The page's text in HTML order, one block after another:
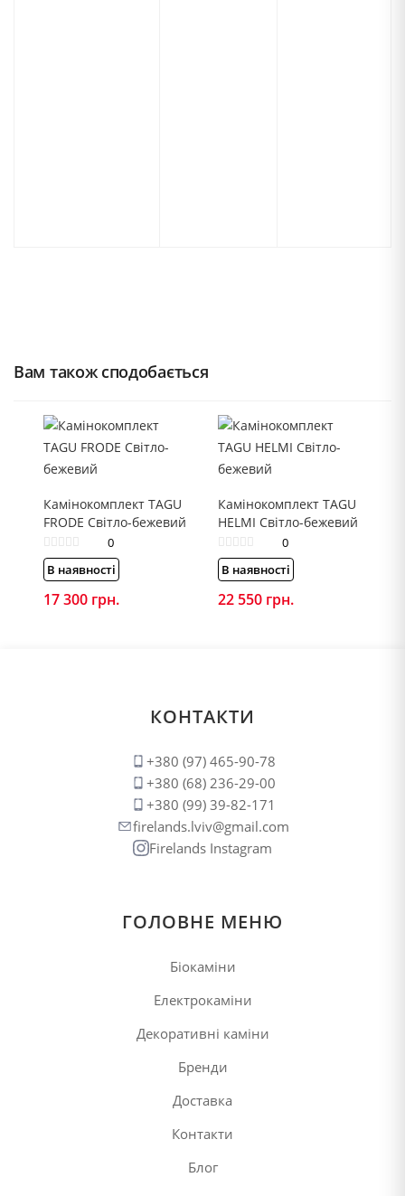
Вам також сподобається
Камінокомплект TAGU
FRODE Світло-бежевий
0
В наявності
17 300 грн.
Камінокомплект TAGU
HELMI Світло-бежевий
0
В наявності
22 550 грн.
КОНТАКТИ
+380 (97) 465-90-78
+380 (68) 236-29-00
+380 (99) 39-82-171
firelands.lviv@gmail.com
Firelands Instagram
ГОЛОВНЕ МЕНЮ
Біокаміни
Електрокаміни
Декоративні каміни
Бренди
Доставка
Контакти
Блог